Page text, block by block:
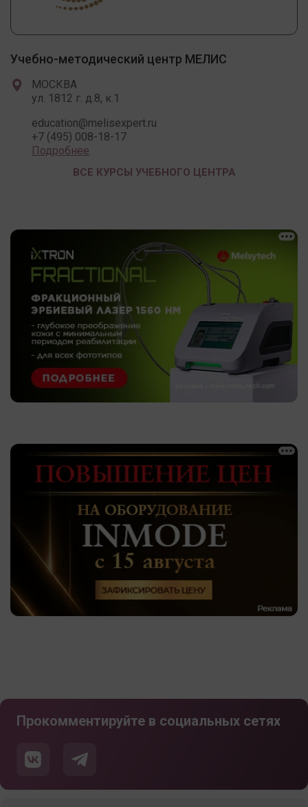
Учебно-методический центр МЕЛИС
МОСКВА
ул. 1812 г. д.8, к.1
education@melisexpert.ru
+7 (495) 008-18-17
Подробнее
ВСЕ КУРСЫ УЧЕБНОГО ЦЕНТРА
Прокомментируйте в социальных сетях